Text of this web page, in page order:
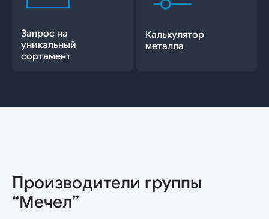
Запрос на
уникальный
сортамент
Калькулятор
металла
Производители группы
“Мечел”